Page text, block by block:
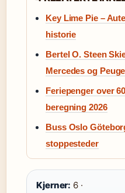
Key Lime Pie –
historie
Bertel O. Steen
Mercedes og
Feriepenger over
beregning 2026
Buss Oslo
stoppesteder
Kjerner: 6 ·